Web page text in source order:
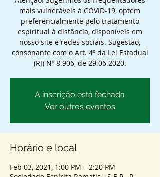
mais vulneráveis à COVID-19, optem
preferencialmente pelo tratamento
espiritual à distância, disponíveis em
nosso site e redes sociais. Sugestão,
consonante com o Art. 4º da Lei Estadual
(RJ) Nº 8.906, de 29.06.2020.
A inscrição está fechada
Ver outros eventos
Horário e local
Feb 03, 2021, 1:00 PM – 2:20 PM